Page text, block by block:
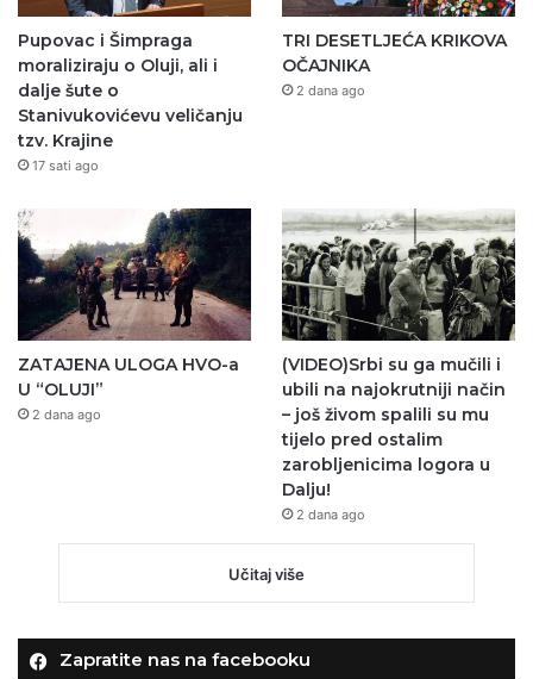
Pupovac i Šimpraga
moraliziraju o Oluji, ali i
dalje šute o
Stanivukovićevu veličanju
tzv. Krajine
17 sati ago
TRI DESETLJEĆA KRIKOVA
OČAJNIKA
2 dana ago
ZATAJENA ULOGA HVO-a
U “OLUJI”
2 dana ago
(VIDEO)Srbi su ga mučili i
ubili na najokrutniji način
– još živom spalili su mu
tijelo pred ostalim
zarobljenicima logora u
Dalju!
2 dana ago
Učitaj više
Zapratite nas na facebooku